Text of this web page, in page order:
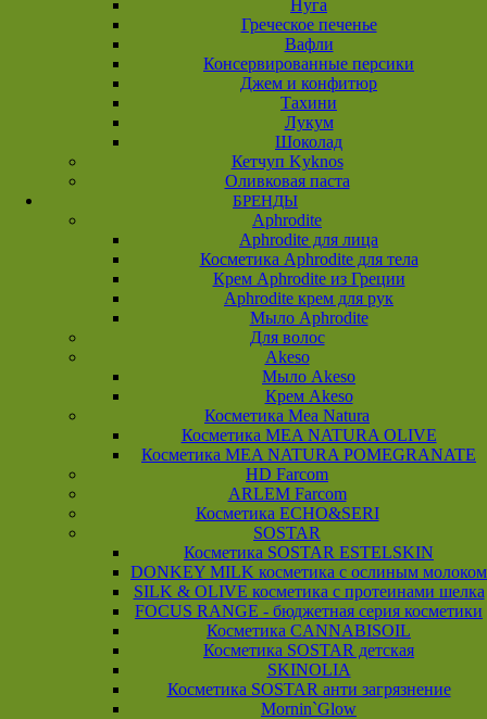
Нуга
Греческое печенье
Вафли
Консервированные персики
Джем и конфитюр
Тахини
Лукум
Шоколад
Кетчуп Kyknos
Оливковая паста
БРЕНДЫ
Aphrodite
Aphrodite для лица
Косметика Aphrodite для тела
Крем Aphrodite из Греции
Aphrodite крем для рук
Мыло Aphrodite
Для волос
Akeso
Мыло Akeso
Крем Akeso
Косметика Mea Natura
Косметика MEA NATURA OLIVE
Косметика MEA NATURA POMEGRANATE
HD Farcom
ARLEM Farcom
Косметика ECHO&SERI
SOSTAR
Косметика SOSTAR ESTELSKIN
DONKEY MILK косметика с ослиным молоком
SILK & OLIVE косметика с протеинами шелка
FOCUS RANGE - бюджетная серия косметики
Косметика CANNABISOIL
Косметика SOSTAR детская
SKINOLIA
Косметика SOSTAR анти загрязнение
Mornin`Glow